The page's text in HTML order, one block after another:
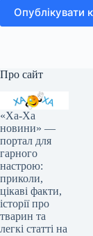
Опублікувати
Про сайт
«Ха-Ха
новини» —
портал для
гарного
настрою:
приколи,
цікаві факти,
історії про
тварин та
легкі статті на